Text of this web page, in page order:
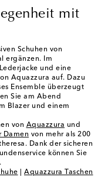
mit
Schuhen von
ergänzen. Im
und eine
Aquazzura auf. Dazu
Ensemble überzeugt
Sie am Abend
Blazer und einem
von Aquazzura und
Damen von mehr als 200
Dank der sicheren
können Sie
Aquazzura Taschen